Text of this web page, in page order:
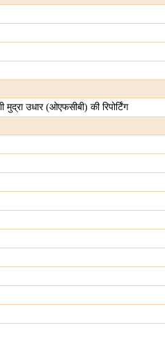
उधार (ओएफसीबी) की रिपोर्टिंग